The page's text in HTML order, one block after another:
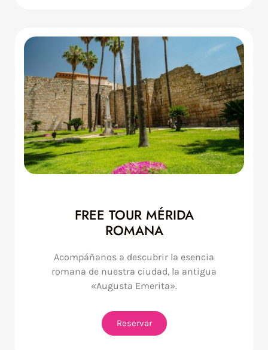
FREE TOUR MÉRIDA
ROMANA
Acompáñanos a descubrir la esencia
romana de nuestra ciudad, la antigua
«Augusta Emerita».
Reservar